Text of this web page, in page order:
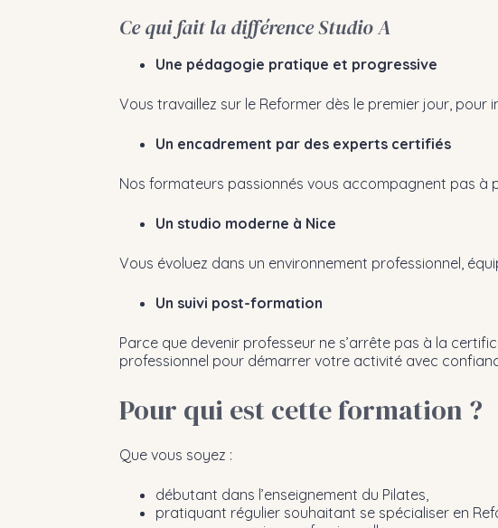
Ce qui fait la différence Studio A
Une pédagogie pratique et progressive
Vous travaillez sur le Reformer dès le premier jour,
Un encadrement par des experts certifiés
Nos formateurs passionnés vous accompagnent pas à
Un studio moderne à Nice
Vous évoluez dans un environnement professionnel,
Un suivi post-formation
Parce que devenir professeur ne s’arrête pas à la
professionnel pour démarrer votre activité avec
Pour qui est cette formation ?
Que vous soyez :
débutant dans l’enseignement du Pilates,
pratiquant régulier souhaitant se spécialiser en